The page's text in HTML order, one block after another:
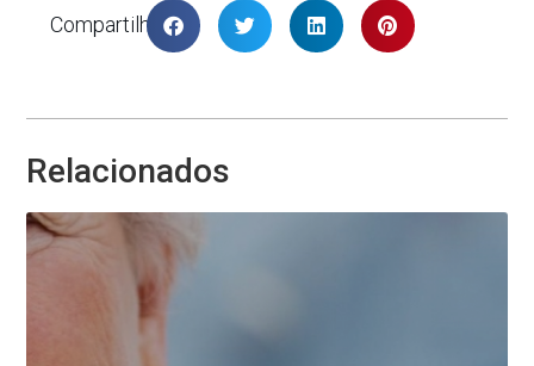
Compartilhar
Relacionados